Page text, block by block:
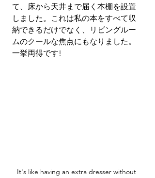
て、床から天井まで届く本棚を設置
しました。これは私の本をすべて収
納できるだけでなく、リビングルー
ムのクールな焦点にもなりました。
一挙両得です!
It's like having an extra dresser without